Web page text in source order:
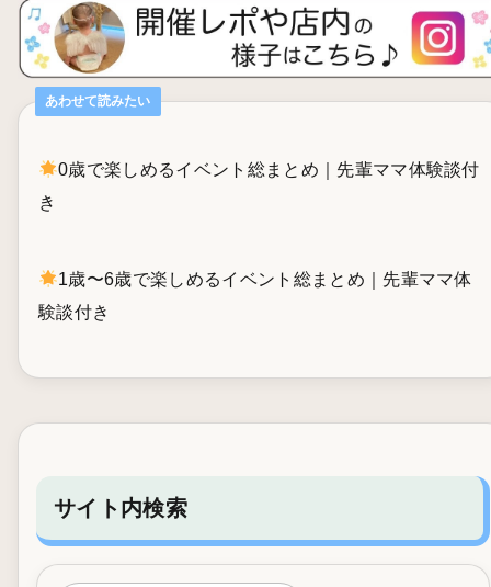
あわせて読みたい
0歳で楽しめるイベント総まとめ｜先輩ママ体験談付
き
1歳〜6歳で楽しめるイベント総まとめ｜先輩ママ体
験談付き
サイト内検索